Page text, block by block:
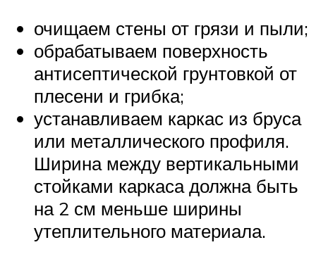
очищаем стены от грязи и пыли;
обрабатываем поверхность
антисептической грунтовкой от
плесени и грибка;
устанавливаем каркас из бруса
или металлического профиля.
Ширина между вертикальными
стойками каркаса должна быть
на 2 см меньше ширины
утеплительного материала.